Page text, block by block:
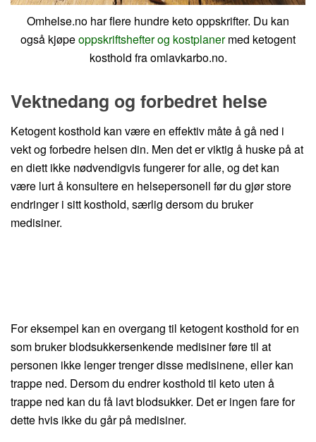
Omhelse.no har flere hundre keto oppskrifter. Du kan
også kjøpeoppskriftshefter og kostplanermed ketogent
kosthold fra omlavkarbo.no.
Vektnedang og forbedret helse
Ketogent kosthold kan være en effektiv måte å gå ned i
vekt og forbedre helsen din. Men det er viktig å huske på at
en diett ikke nødvendigvis fungerer for alle, og det kan
være lurt å konsultere en helsepersonell før du gjør store
endringer i sitt kosthold, særlig dersom du bruker
medisiner.
For eksempel kan en overgang til ketogent kosthold for en
som bruker blodsukkersenkende medisiner føre til at
personen ikke lenger trenger disse medisinene, eller kan
trappe ned. Dersom du endrer kosthold til keto uten å
trappe ned kan du få lavt blodsukker. Det er ingen fare for
dette hvis ikke du går på medisiner.